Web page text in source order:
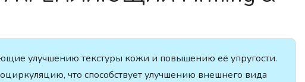
улучшению текстуры кожи и повышению её упругости.
что способствует улучшению внешнего вида